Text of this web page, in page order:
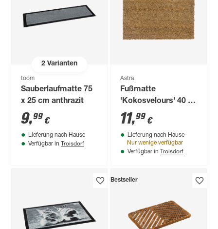
2Varianten
toom
Sauberlaufmatte 75
x 25 cm anthrazit
9,99 €
Lieferung nach Hause
Verfügbar in Troisdorf
Astra
Fußmatte
'Kokosvelours' 40 x
60 braun
11,99 €
Lieferung nach Hause
Nur wenige verfügbar
Verfügbar in Troisdorf
Bestseller